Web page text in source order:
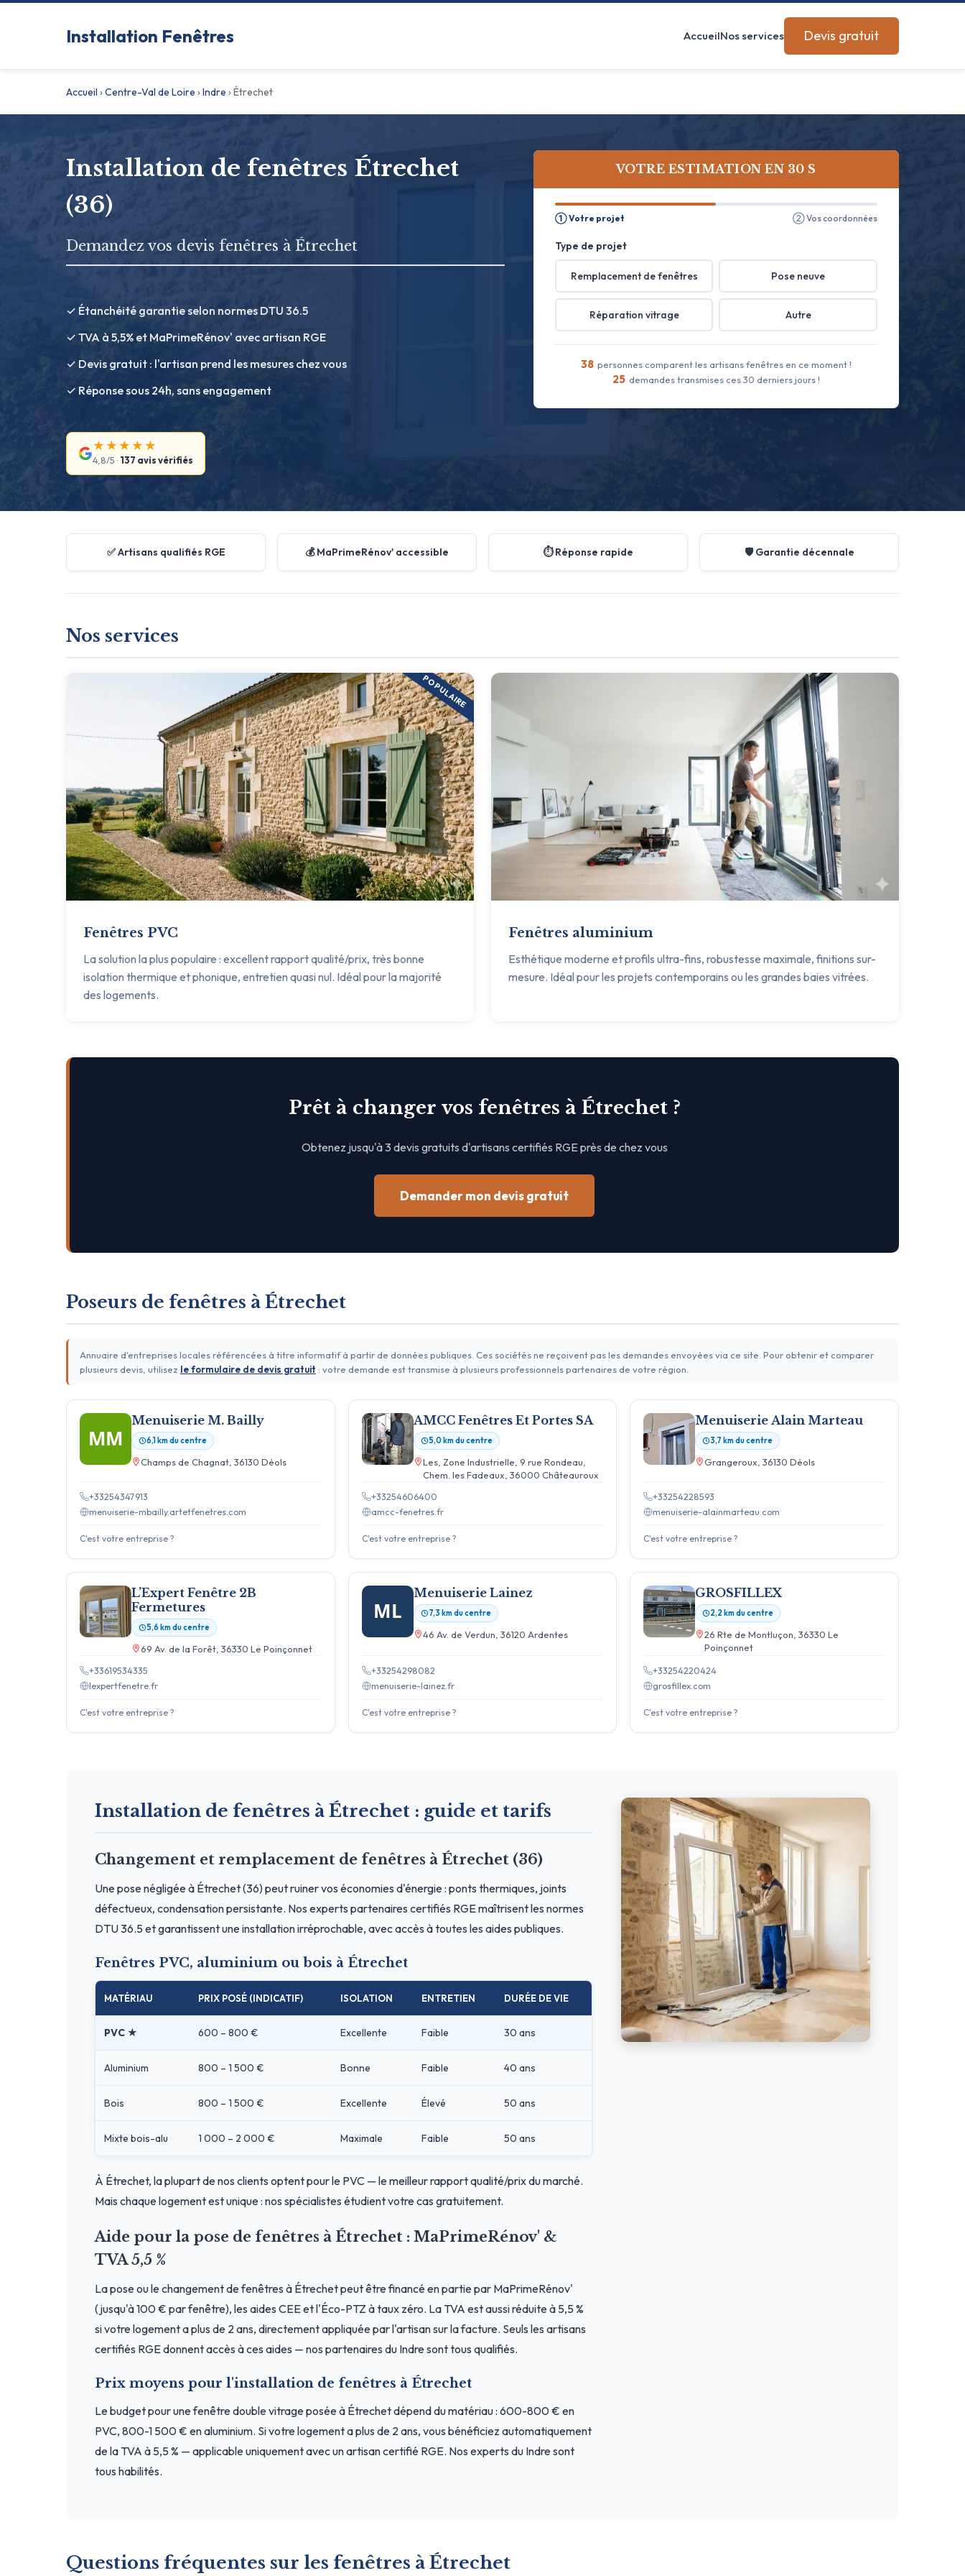
Installation Fenêtres AccueilNos services Devis gratuit
Accueil ›Centre-Val de Loire ›Indre ›Étrechet
Installation de fenêtres Étrechet
(36)
Demandez vos devis fenêtres à Étrechet
VOTRE ESTIMATION EN 30 S
① Votre projet ② Vos coordonnées
Type de projet
Remplacement de fenêtres Pose neuve
Réparation vitrage Autre
38 personnes comparent les artisans fenêtres en ce moment !
25 demandes transmises ces 30 derniers jours !
✓ Étanchéité garantie selon normes DTU 36.5
✓ TVA à 5,5% et MaPrimeRénov' avec artisan RGE
✓ Devis gratuit : l'artisan prend les mesures chez vous
✓ Réponse sous 24h, sans engagement
★★★★★
4,8/5 · 137 avis vérifiés
✅ Artisans qualifiés RGE 💰 MaPrimeRénov' accessible ⏱️ Réponse rapide 🛡️ Garantie décennale
Nos services
POPULAIRE
Fenêtres PVC
La solution la plus populaire : excellent rapport qualité/prix, très bonne
isolation thermique et phonique, entretien quasi nul. Idéal pour la majorité
des logements.
Fenêtres aluminium
Esthétique moderne et profils ultra-fins, robustesse maximale, finitions sur-
mesure. Idéal pour les projets contemporains ou les grandes baies vitrées.
Prêt à changer vos fenêtres à Étrechet ?
Obtenez jusqu'à 3 devis gratuits d'artisans certifiés RGE près de chez vous
Demander mon devis gratuit
Poseurs de fenêtres à Étrechet
Annuaire d'entreprises locales référencées à titre informatif à partir de données publiques. Ces sociétés ne reçoivent pas les demandes envoyées via ce site. Pour obtenir et comparer
plusieurs devis, utilisez le formulaire de devis gratuit : votre demande est transmise à plusieurs professionnels partenaires de votre région.
MM
Menuiserie M. Bailly
6,1 km du centre
Champs de Chagnat, 36130 Déols
+33254347913
menuiserie-mbailly.artetfenetres.com
C'est votre entreprise ?
AMCC Fenêtres Et Portes SA
5,0 km du centre
Les, Zone Industrielle, 9 rue Rondeau,
Chem. les Fadeaux, 36000 Châteauroux
+33254606400
amcc-fenetres.fr
C'est votre entreprise ?
Menuiserie Alain Marteau
3,7 km du centre
Grangeroux, 36130 Déols
+33254228593
menuiserie-alainmarteau.com
C'est votre entreprise ?
L’Expert Fenêtre 2B
Fermetures
5,6 km du centre
69 Av. de la Forêt, 36330 Le Poinçonnet
+33619534335
lexpertfenetre.fr
C'est votre entreprise ?
ML
Menuiserie Lainez
7,3 km du centre
46 Av. de Verdun, 36120 Ardentes
+33254298082
menuiserie-lainez.fr
C'est votre entreprise ?
GROSFILLEX
2,2 km du centre
26 Rte de Montluçon, 36330 Le
Poinçonnet
+33254220424
grosfillex.com
C'est votre entreprise ?
Installation de fenêtres à Étrechet : guide et tarifs
Changement et remplacement de fenêtres à Étrechet (36)
Une pose négligée à Étrechet (36) peut ruiner vos économies d'énergie : ponts thermiques, joints
défectueux, condensation persistante. Nos experts partenaires certifiés RGE maîtrisent les normes
DTU 36.5 et garantissent une installation irréprochable, avec accès à toutes les aides publiques.
Fenêtres PVC, aluminium ou bois à Étrechet
MATÉRIAU PRIX POSÉ (INDICATIF) ISOLATION ENTRETIEN DURÉE DE VIE
PVC ★ 600 – 800 € Excellente Faible 30 ans
Aluminium 800 – 1 500 € Bonne Faible 40 ans
Bois 800 – 1 500 € Excellente Élevé 50 ans
Mixte bois-alu 1 000 – 2 000 € Maximale Faible 50 ans
À Étrechet, la plupart de nos clients optent pour le PVC — le meilleur rapport qualité/prix du marché.
Mais chaque logement est unique : nos spécialistes étudient votre cas gratuitement.
Aide pour la pose de fenêtres à Étrechet : MaPrimeRénov' &
TVA 5,5 %
La pose ou le changement de fenêtres à Étrechet peut être financé en partie par MaPrimeRénov'
(jusqu'à 100 € par fenêtre), les aides CEE et l'Éco-PTZ à taux zéro. La TVA est aussi réduite à 5,5 %
si votre logement a plus de 2 ans, directement appliquée par l'artisan sur la facture. Seuls les artisans
certifiés RGE donnent accès à ces aides — nos partenaires du Indre sont tous qualifiés.
Prix moyens pour l'installation de fenêtres à Étrechet
Le budget pour une fenêtre double vitrage posée à Étrechet dépend du matériau : 600-800 € en
PVC, 800-1 500 € en aluminium. Si votre logement a plus de 2 ans, vous bénéficiez automatiquement
de la TVA à 5,5 % — applicable uniquement avec un artisan certifié RGE. Nos experts du Indre sont
tous habilités.
Questions fréquentes sur les fenêtres à Étrechet